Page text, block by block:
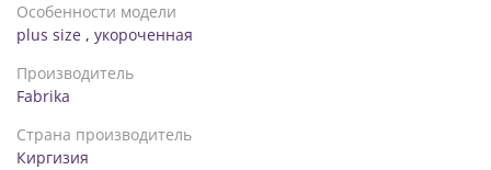
Особенности модели
plus size , укороченная
Производитель
Fabrika
Страна производитель
Киргизия